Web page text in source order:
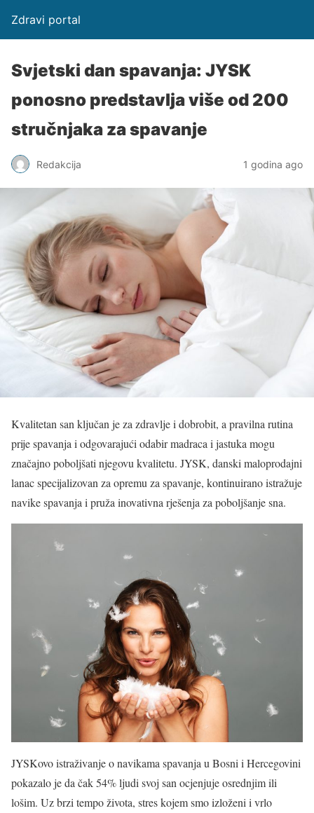
Zdravi portal
Svjetski dan spavanja: JYSK
ponosno predstavlja više od 200
stručnjaka za spavanje
Redakcija 1 godina ago
Kvalitetan san ključan je za zdravlje i dobrobit, a pravilna rutina
prije spavanja i odgovarajući odabir madraca i jastuka mogu
značajno poboljšati njegovu kvalitetu. JYSK, danski maloprodajni
lanac specijalizovan za opremu za spavanje, kontinuirano istražuje
navike spavanja i pruža inovativna rješenja za poboljšanje sna.
JYSKovo istraživanje o navikama spavanja u Bosni i Hercegovini
pokazalo je da čak 54% ljudi svoj san ocjenjuje osrednjim ili
lošim. Uz brzi tempo života, stres kojem smo izloženi i vrlo